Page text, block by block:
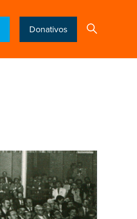
Donativos